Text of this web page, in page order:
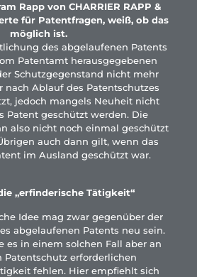
Rapp von CHARRIER RAPP &
für Patentfragen, weiß, ob das
möglich ist.
des abgelaufenen Patents
Patentamt herausgegebenen
Schutzgegenstand nicht mehr
nach Ablauf des Patentschutzes
jedoch mangels Neuheit nicht
Patent geschützt werden. Die
also nicht noch einmal geschützt
auch dann gilt, wenn das
im Ausland geschützt war.
„erfinderische Tätigkeit“
Idee mag zwar gegenüber der
abgelaufenen Patents neu sein.
es in einem solchen Fall aber an
Patentschutz erforderlichen
fehlen. Hier empfiehlt sich